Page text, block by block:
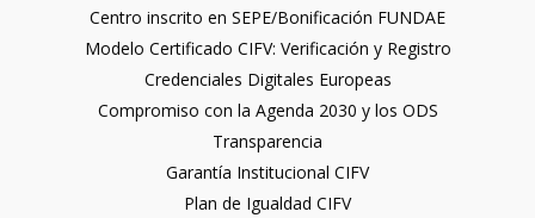
Centro inscrito en SEPE/Bonificación FUNDAE
Modelo Certificado CIFV: Verificación y Registro
Credenciales Digitales Europeas
Compromiso con la Agenda 2030 y los ODS
Transparencia
Garantía Institucional CIFV
Plan de Igualdad CIFV